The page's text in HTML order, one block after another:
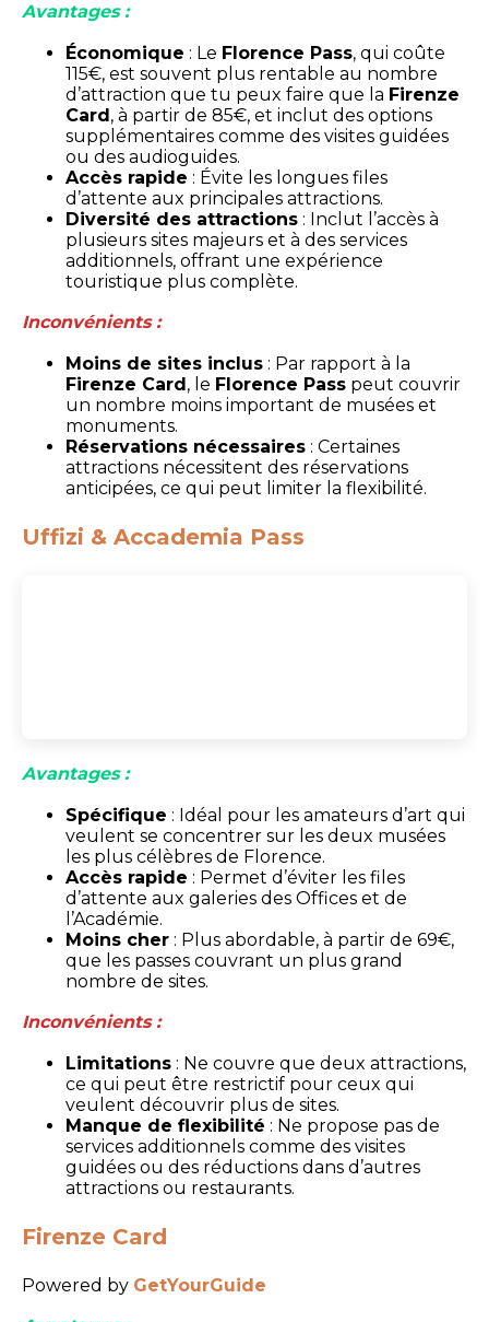
Avantages :
Économique : Le Florence Pass, qui coûte
115€, est souvent plus rentable au nombre
d’attraction que tu peux faire que la Firenze
Card, à partir de 85€, et inclut des options
supplémentaires comme des visites guidées
ou des audioguides.
Accès rapide : Évite les longues files
d’attente aux principales attractions.
Diversité des attractions : Inclut l’accès à
plusieurs sites majeurs et à des services
additionnels, offrant une expérience
touristique plus complète.
Inconvénients :
Moins de sites inclus : Par rapport à la
Firenze Card, le Florence Pass peut couvrir
un nombre moins important de musées et
monuments.
Réservations nécessaires : Certaines
attractions nécessitent des réservations
anticipées, ce qui peut limiter la flexibilité.
Uffizi & Accademia Pass
Avantages :
Spécifique : Idéal pour les amateurs d’art qui
veulent se concentrer sur les deux musées
les plus célèbres de Florence.
Accès rapide : Permet d’éviter les files
d’attente aux galeries des Offices et de
l’Académie.
Moins cher : Plus abordable, à partir de 69€,
que les passes couvrant un plus grand
nombre de sites.
Inconvénients :
Limitations : Ne couvre que deux attractions,
ce qui peut être restrictif pour ceux qui
veulent découvrir plus de sites.
Manque de flexibilité : Ne propose pas de
services additionnels comme des visites
guidées ou des réductions dans d’autres
attractions ou restaurants.
Firenze Card
Powered by GetYourGuide